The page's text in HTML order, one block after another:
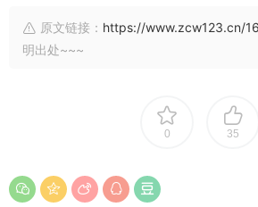
原文链接： https://www.zcw123.cn/
明出处~~~
0 35